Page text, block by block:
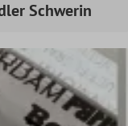
Schwerin